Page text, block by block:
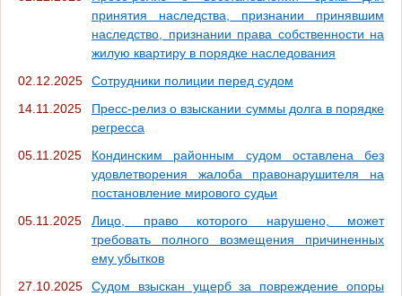
принятия наследства, признании принявшим
наследство, признании права собственности на
жилую квартиру в порядке наследования
02.12.2025
Сотрудники полиции перед судом
14.11.2025
Пресс-релиз о взыскании суммы долга в порядке
регресса
05.11.2025
Кондинским районным судом оставлена без
удовлетворения жалоба правонарушителя на
постановление мирового судьи
05.11.2025
Лицо, право которого нарушено, может
требовать полного возмещения причиненных
ему убытков
27.10.2025
Судом взыскан ущерб за повреждение опоры